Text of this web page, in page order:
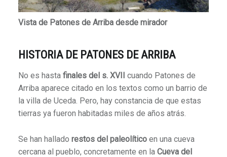
Vista de Patones de Arriba desde mirador
HISTORIADE PATONES DE ARRIBA
No es hasta finales del s. XVII cuando Patones de
Arriba aparece citado en los textos como un barrio de
la villa de Uceda. Pero, hay constancia de que estas
tierras ya fueron habitadas miles de años atrás.
Se han hallado restos del paleolíticoen una cueva
cercana al pueblo, concretamente en laCueva del